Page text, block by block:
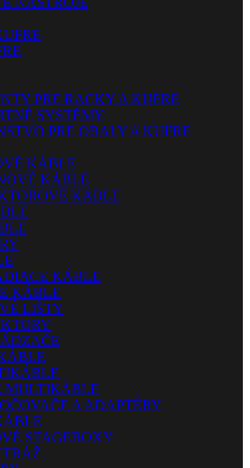
PRE RACKY A KUFRE
SYSTÉMY
PRE OBALY A KUFRE
KÁBLE
KÁBLE
KÁBLE
KÁBLE
KÁBLE
LIŠTY
MULTIKÁBLE
A ADAPTÉRY
STAGEBOXY